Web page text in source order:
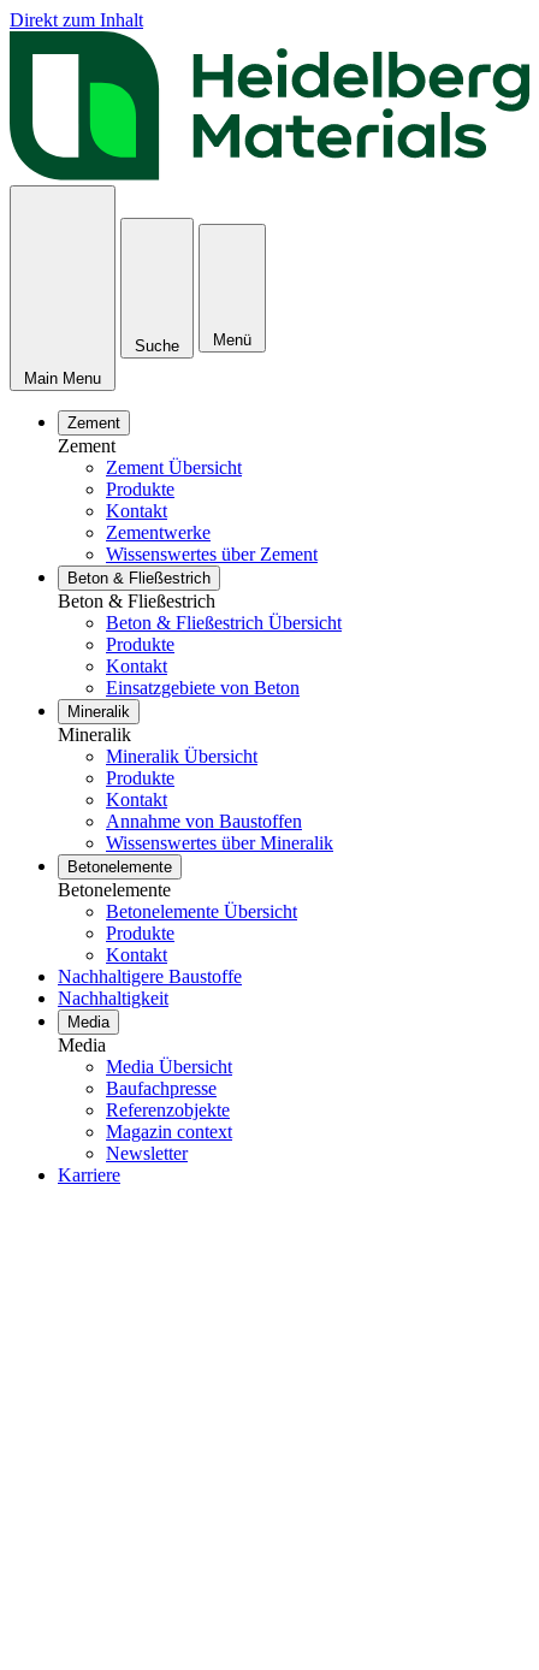
Direkt zum Inhalt
Main Menu
Suche Menü
Zement
Zement
Zement Übersicht
Produkte
Kontakt
Zementwerke
Wissenswertes über Zement
Beton & Fließestrich
Beton & Fließestrich
Beton & Fließestrich Übersicht
Produkte
Kontakt
Einsatzgebiete von Beton
Mineralik
Mineralik
Mineralik Übersicht
Produkte
Kontakt
Annahme von Baustoffen
Wissenswertes über Mineralik
Betonelemente
Betonelemente
Betonelemente Übersicht
Produkte
Kontakt
Nachhaltigere Baustoffe
Nachhaltigkeit
Media
Media
Media Übersicht
Baufachpresse
Referenzobjekte
Magazin context
Newsletter
Karriere